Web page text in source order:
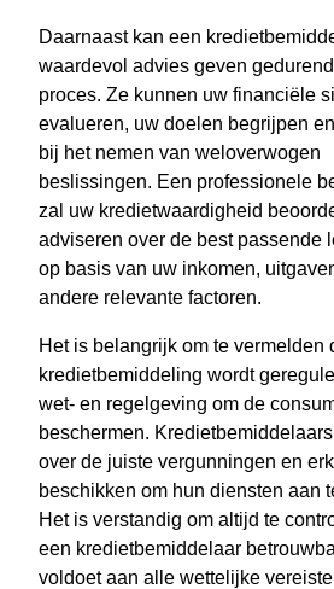
Daarnaast kan een
waardevol advies geven
proces. Ze kunnen uw financiële
evalueren, uw doelen begrijpen
bij het nemen van weloverwogen
beslissingen. Een professionele
zal uw kredietwaardigheid
adviseren over de best passende
op basis van uw inkomen,
andere relevante factoren.
Het is belangrijk om te vermelden
kredietbemiddeling wordt
wet- en regelgeving om de
beschermen.
over de juiste vergunningen en
beschikken om hun diensten aan
Het is verstandig om altijd te
een kredietbemiddelaar
voldoet aan alle wettelijke